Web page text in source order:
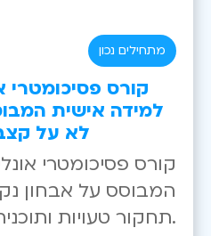
מתחילים נכון
קורס פסיכומטרי
למידה אישית
לא על
קורס פסיכומטרי
המבוסס על אבחון
תחקור טעויות ותוכנית עבודה מותאמת.